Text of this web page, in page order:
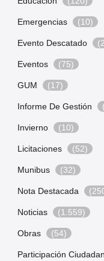
Emergencias (10)
Evento Descatado
Eventos (75)
GUM (17)
Informe De Gestión
Invierno (10)
Licitaciones (52)
Munibus (32)
Nota Destacada
Noticias (1.559)
Obras (54)
Participación